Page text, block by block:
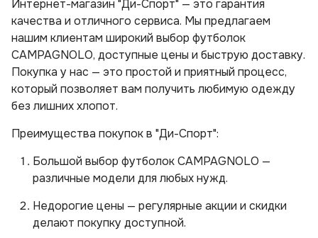
Интернет-магазин "Ди-Спорт" — это гарантия
качества и отличного сервиса. Мы предлагаем
нашим клиентам широкий выбор футболок
CAMPAGNOLO, доступные цены и быструю доставку.
Покупка у нас — это простой и приятный процесс,
который позволяет вам получить любимую одежду
без лишних хлопот.
Преимущества покупок в "Ди-Спорт":
Большой выбор футболок CAMPAGNOLO —
различные модели для любых нужд.
Недорогие цены — регулярные акции и скидки
делают покупку доступной.